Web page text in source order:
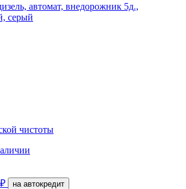
автомат, внедорожник 5д.,
серый
чистоты
на автокредит